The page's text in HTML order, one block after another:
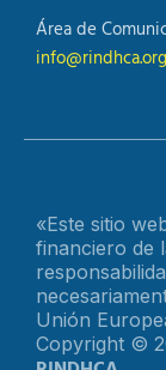
Área de
info@rindhca.org
«Este sitio
financiero de
Unión
Copyright ©